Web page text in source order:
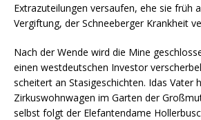
Extrazuteilungen versaufen, ehe sie früh
Vergiftung, der Schneeberger Krankheit
Nach der Wende wird die Mine
einen westdeutschen Investor
scheitert an Stasigeschichten. Idas Vater
Zirkuswohnwagen im Garten der
selbst folgt der Elefantendame